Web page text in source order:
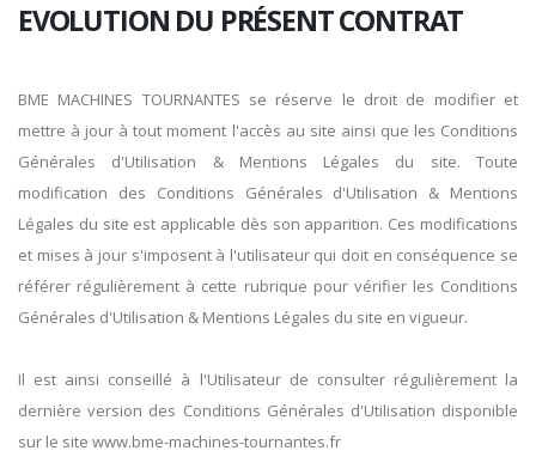
EVOLUTION DU PRÉSENT CONTRAT
BME MACHINES TOURNANTES se réserve le droit de modifier et
mettre à jour à tout moment l'accès au site ainsi que les Conditions
Générales d'Utilisation & Mentions Légales du site. Toute
modification des Conditions Générales d'Utilisation & Mentions
Légales du site est applicable dès son apparition. Ces modifications
et mises à jour s'imposent à l'utilisateur qui doit en conséquence se
référer régulièrement à cette rubrique pour vérifier les Conditions
Générales d'Utilisation & Mentions Légales du site en vigueur.
Il est ainsi conseillé à l'Utilisateur de consulter régulièrement la
dernière version des Conditions Générales d'Utilisation disponible
sur le site www.bme-machines-tournantes.fr